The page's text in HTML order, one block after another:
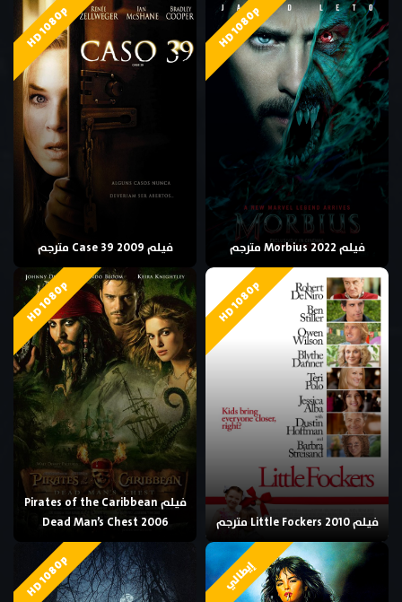
HD 1080p
فيلم Morbius 2022 مترجم
HD 1080p
فيلم Case 39 2009 مترجم
HD 1080p
فيلم Little Fockers 2010 مترجم
HD 1080p
فيلم Pirates of the Caribbean
Dead Man’s Chest 2006
إيطالي HD 1080p